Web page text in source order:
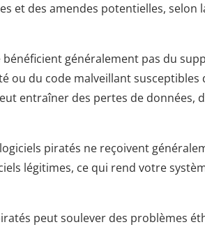
et des amendes potentielles, selon
bénéficient généralement pas du
ou du code malveillant
entraîner des pertes de données,
piratés ne reçoivent
légitimes, ce qui rend votre
peut soulever des problèmes